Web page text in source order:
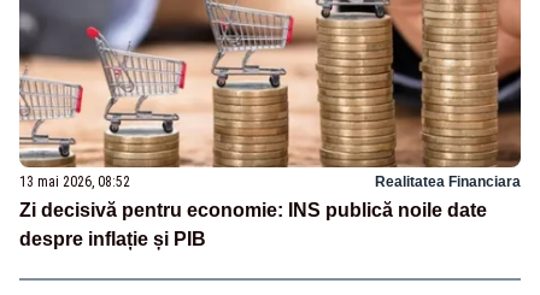
13 mai 2026, 08:52 Realitatea Financiara
Zi decisivă pentru economie: INS publică noile date
despre inflație și PIB